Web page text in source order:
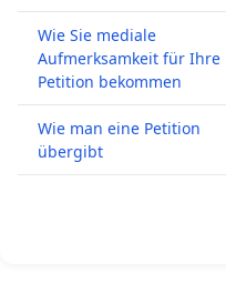
Wie Sie mediale
Aufmerksamkeit für Ihre
Petition bekommen
Wie man eine Petition
übergibt